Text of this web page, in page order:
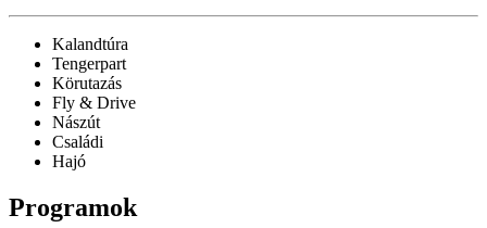
Kalandtúra
Tengerpart
Körutazás
Fly & Drive
Nászút
Családi
Hajó
Programok